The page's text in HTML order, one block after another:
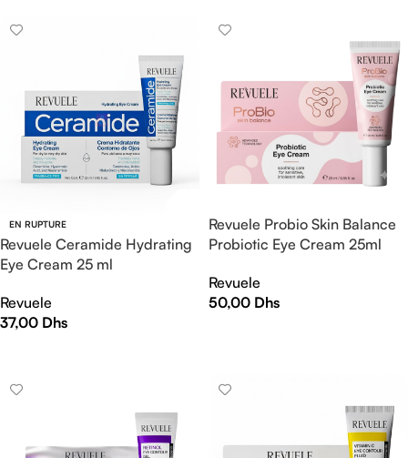
EN RUPTURE
Revuele Ceramide Hydrating
Eye Cream 25 ml
Revuele
37,00 Dhs
Revuele Probio Skin Balance
Probiotic Eye Cream 25ml
Revuele
50,00 Dhs